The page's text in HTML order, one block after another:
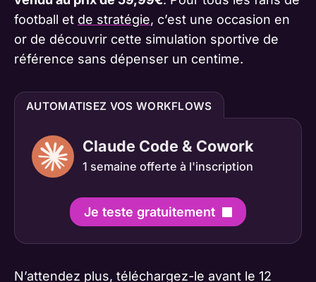
football et de stratégie, c’est une occasion en
or de découvrir cette simulation sportive de
référence sans dépenser un centime.
AUTOMATISEZ VOS WORKFLOWS
Claude Code & Cowork
1 semaine offerte à l'inscription
Je teste gratuitement
N’attendez plus, téléchargez-le avant le 12